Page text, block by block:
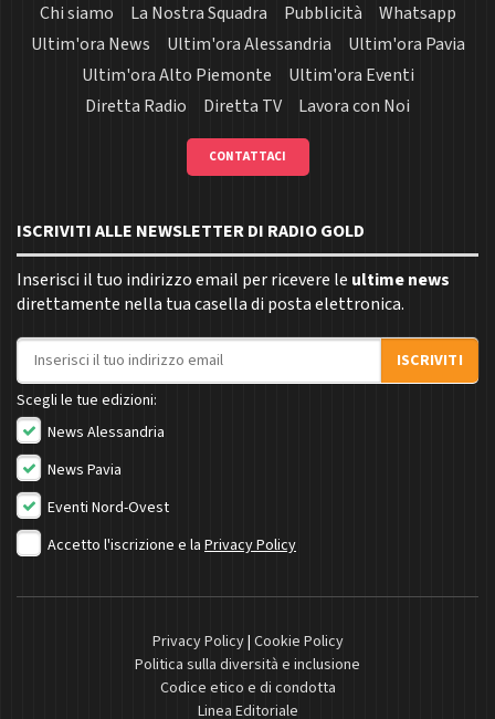
Chi siamo La Nostra Squadra Pubblicità
Whatsapp
Ultim'ora News
Ultim'ora Alessandria
Ultim'ora Pavia
Ultim'ora Alto Piemonte
Ultim'ora Eventi
Diretta Radio
Diretta TV Lavora con Noi
CONTATTACI
ISCRIVITI ALLE NEWSLETTER DI RADIO GOLD
Inserisci il tuo indirizzo email per ricevere le ultime news
direttamente nella tua casella di posta elettronica.
Indirizzo email
ISCRIVITI
Scegli le tue edizioni:
News Alessandria
News Pavia
Eventi Nord-Ovest
Accetto l'iscrizione e la Privacy Policy
Privacy Policy| Cookie Policy
Politica sulla diversità e inclusione
Codice etico e di condotta
Linea Editoriale